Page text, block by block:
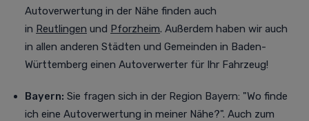
Autoverwertung in der Nähe finden auch
in Reutlingen und Pforzheim. Außerdem haben wir auch
in allen anderen Städten und Gemeinden in Baden-
Württemberg einen Autoverwerter für Ihr Fahrzeug!
Bayern: Sie fragen sich in der Region Bayern: "Wo finde
ich eine Autoverwertung in meiner Nähe?". Auch zum